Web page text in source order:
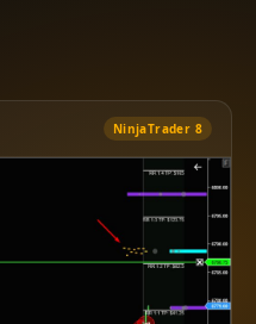
NinjaTrader 8